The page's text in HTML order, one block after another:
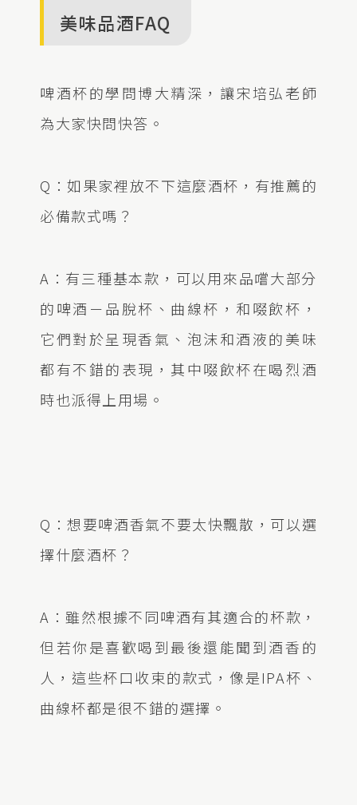
美味品酒FAQ
啤酒杯的學問博大精深，讓宋培弘老師
為大家快問快答。
Q：如果家裡放不下這麼酒杯，有推薦的
必備款式嗎？
A：有三種基本款，可以用來品嚐大部分
的啤酒－品脫杯、曲線杯，和啜飲杯，
它們對於呈現香氣、泡沫和酒液的美味
都有不錯的表現，其中啜飲杯在喝烈酒
時也派得上用場。
Q：想要啤酒香氣不要太快飄散，可以選
擇什麼酒杯？
A：雖然根據不同啤酒有其適合的杯款，
但若你是喜歡喝到最後還能聞到酒香的
人，這些杯口收束的款式，像是IPA杯、
曲線杯都是很不錯的選擇。